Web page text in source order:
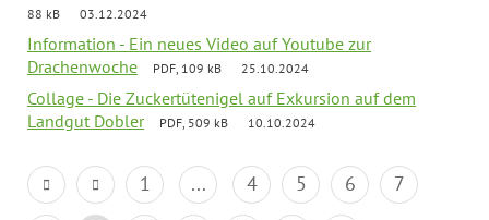
88 kB 03.12.2024
Information - Ein neues Video auf Youtube zur
Drachenwoche
PDF, 109 kB 25.10.2024
Collage - Die Zuckertütenigel auf Exkursion auf dem
Landgut Dobler
PDF, 509 kB 10.10.2024
1 ... 4 5 6
7